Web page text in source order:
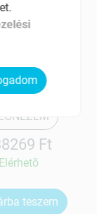
Ft
Elérhetõ
teszem